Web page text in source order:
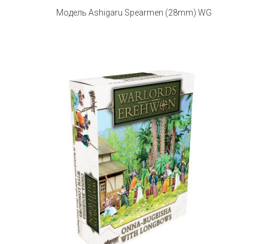
Модель Ashigaru Spearmen (28mm) WG